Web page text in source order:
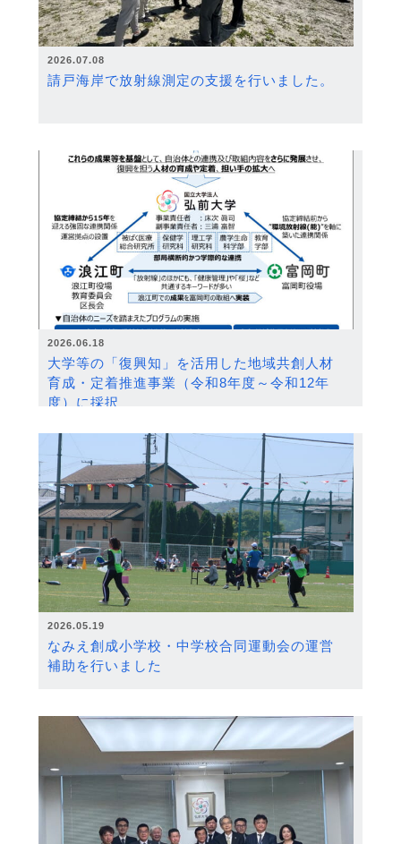
2026.07.08
請戸海岸で放射線測定の支援を行いました。
2026.06.18
大学等の「復興知」を活用した地域共創人材
育成・定着推進事業（令和8年度～令和12年
度）に採択
2026.05.19
なみえ創成小学校・中学校合同運動会の運営
補助を行いました